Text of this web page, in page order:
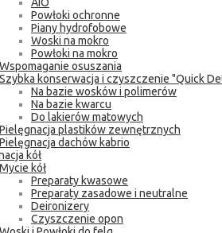
Powłoki ochronne
Piany hydrofobowe
Woski na mokro
Powłoki na mokro
Wspomaganie osuszania
Szybka konserwacja i czyszczenie "Quick
Na bazie wosków i polimerów
Na bazie kwarcu
Do lakierów matowych
Pielęgnacja plastików zewnętrznych
Pielęgnacja dachów kabrio
kół
Mycie kół
Preparaty kwasowe
Preparaty zasadowe i neutralne
Deironizery
Czyszczenie opon